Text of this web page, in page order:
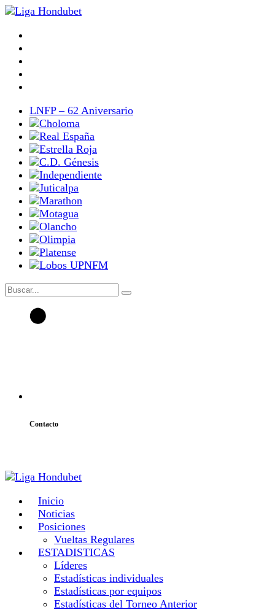
LNFP – 62 Aniversario
Contacto
Inicio
Noticias
Posiciones
Vueltas Regulares
ESTADISTICAS
Líderes
Estadísticas individuales
Estadísticas por equipos
Estadísticas del Torneo Anterior